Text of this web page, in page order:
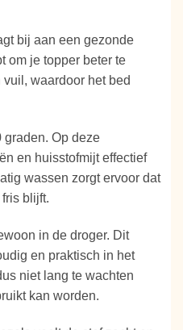
bij aan een gezonde
om je topper beter te
waardoor het bed
graden. Op deze
en huisstofmijt effectief
wassen zorgt ervoor dat
blijft.
in de droger. Dit
en praktisch in het
niet lang te wachten
kan worden.